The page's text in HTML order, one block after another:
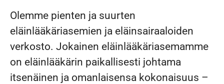
Olemme pienten ja suurten
eläinlääkäriasemien ja eläinsairaaloiden
verkosto. Jokainen eläinlääkäriasemamme
on eläinlääkärin paikallisesti johtama
itsenäinen ja omanlaisensa kokonaisuus –